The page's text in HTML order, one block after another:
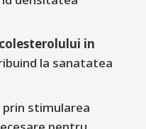
in
la sanatatea
prin stimularea